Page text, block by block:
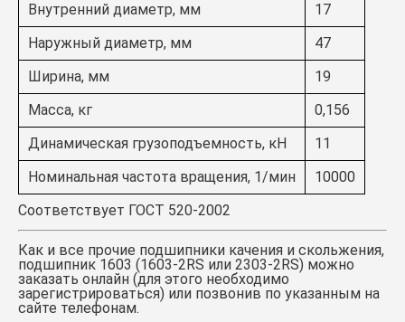
Внутренний диаметр, мм
17
Наружный диаметр, мм
47
Ширина, мм
19
Масса, кг
0,156
Динамическая грузоподъемность, кН
11
Номинальная частота вращения, 1/мин
10000
Соответствует ГОСТ 520-2002
Как и все прочие подшипники качения и скольжения,
подшипник 1603 (1603-2RS или 2303-2RS) можно
заказать онлайн (для этого необходимо
зарегистрироваться) или позвонив по указанным на
сайте телефонам.